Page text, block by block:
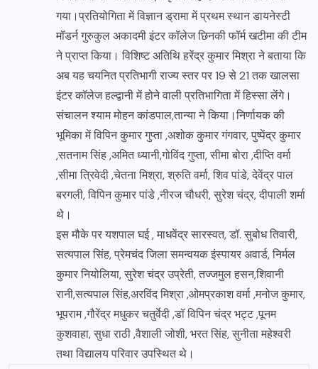
गया।प्रतियोगिता में विज्ञान ड्रामा में प्रथम स्थान डायनेस्टी
मॉडर्न गुरुकुल अकादमी इंटर कॉलेज छिनकी फॉर्म खटीमा की टीम
ने प्राप्त किया। विशिष्ट अतिथि हरेंद्र कुमार मिश्रा ने बताया कि
अब यह चयनित प्रतिभागी राज्य स्तर पर 19 से 21 तक खालसा
इंटर कॉलेज हल्द्वानी में होने वाली प्रतिभागिता में हिस्सा लेंगे।
संचालन श्याम मोहन कांडपाल,तान्या ने किया।निर्णायक की
भूमिका में विपिन कुमार गुप्ता ,अशोक कुमार गंगवार, पुष्पेंद्र कुमार
,सतनाम सिंह ,अमित ध्यानी,गोविंद गुप्ता, सीमा बोरा ,दीप्ति वर्मा
,सीमा त्रिवेदी ,चेतना मिश्रा, श्रुति वर्मा, शिव पांडे, देवेंद्र पाल
बरगली, विपिन कुमार पांडे ,नीरज चौधरी, सुरेश चंद्र, दीपाली शर्मा
थे।
इस मौके पर यशपाल घई , माधवेंद्र सारस्वत, डॉ. सुबोध तिवारी,
सत्यपाल सिंह, प्रेमचंद जिला समन्वयक इंस्पायर अवार्ड, निर्मल
कुमार नियोलिया, सुरेश चंद्र उप्रेती, तज्जमुल हसन,शिवानी
रानी,सत्यपाल सिंह,अरविंद मिश्रा ,ओमप्रकाश वर्मा ,मनोज कुमार,
भूपराम ,गौरेंद्र मधुकर चतुर्वेदी ,डॉ विपिन चंद्र भट्ट ,पूनम
कुशवाहा, सुधा राठी ,वैशाली जोशी, भरत सिंह, सुनीता महेश्वरी
तथा विद्यालय परिवार उपस्थित थे।